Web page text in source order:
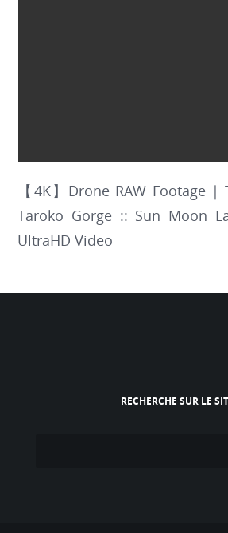
【4K】Drone RAW Footage |
Taroko Gorge :: Sun Moon
UltraHD Video
RECHERCHE SUR LE